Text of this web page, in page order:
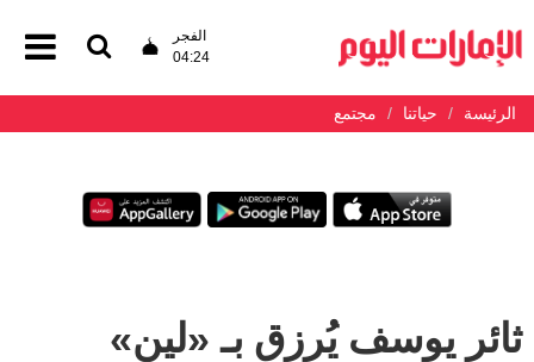
الفجر
04:24
الرئيسة حياتنا مجتمع
ثائر يوسف يُرزق بـ «لين»